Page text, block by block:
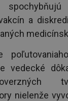
a
vedecké
nielenže